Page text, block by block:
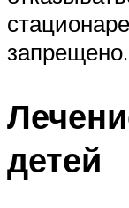
запрещено.
детей